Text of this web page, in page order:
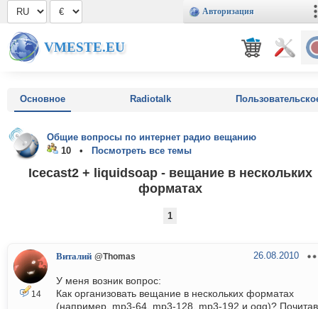
Авторизация
VMESTE.EU
Основное Radiotalk
Общие вопросы по интернет радио вещанию
10 •
Посмотреть все темы
Icecast2 + liquidsoap - вещание в нескольких
форматах
1
14
Виталий @Thomas 26.08.2010
У меня возник вопрос:
Как организовать вещание в нескольких форматах
(например, mp3-64, mp3-128, mp3-192 и ogg)? Почитав